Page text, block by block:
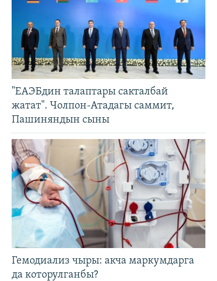
"ЕАЭБдин талаптары сакталбай
жатат". Чолпон-Атадагы саммит,
Пашиняндын сыны
Гемодиализ чыры: акча маркумдарга
да которулганбы?